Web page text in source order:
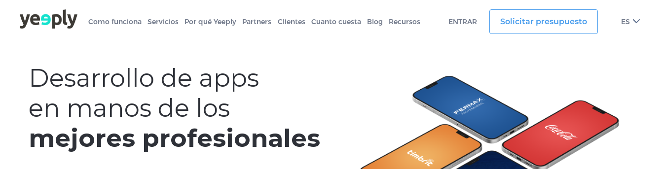
Como funciona Servicios Por qué Yeeply Partners Clientes Cuanto cuesta Blog Recursos ENTRAR Solicitar presupuesto ES
Desarrollo de apps
en manos de los
mejores profesionales